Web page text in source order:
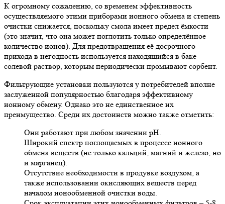
К огромному сожалению, со временем эффективность
осуществляемого этими приборами ионного обмена и степень
очистки снижается, поскольку смола имеет предел ёмкости
(это значит, что она может поглотить только определённое
количество ионов). Для предотвращения её досрочного
прихода в негодность используется находящийся в баке
солевой раствор, которым периодически промывают сорбент.
Фильтрующие установки пользуются у потребителей вполне
заслуженной популярностью благодаря эффективному
ионному обмену. Однако это не единственное их
преимущество. Среди их достоинств можно также отметить:
Они работают при любом значении рН.
Широкий спектр поглощаемых в процессе ионного
обмена веществ (не только кальций, магний и железо, но
и марганец).
Отсутствие необходимости в продувке воздухом, а
также использовании окисляющих веществ перед
началом ионообменной очистки воды.